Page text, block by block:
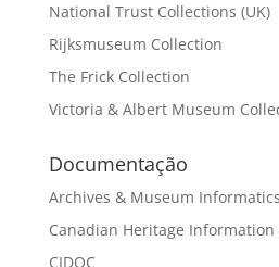
National Trust Collections (UK)
Rijksmuseum Collection
The Frick Collection
Victoria & Albert Museum
Documentação
Archives & Museum Informatics
Canadian Heritage
CIDOC